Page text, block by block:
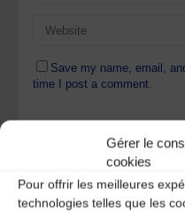
Gérer le
cookies
Pour offrir les meilleures
technologies telles que les
Save my name, email,
time I post a comment.
Ce site utilise Akismet
savoir plus sur la façon
commentaires sont traitées